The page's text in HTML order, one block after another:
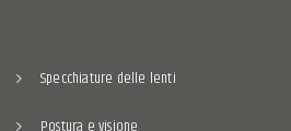
Specchiature delle lenti